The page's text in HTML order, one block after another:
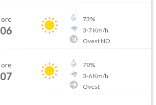
ore
06
73%
3-7Km/h
Ovest NO
ore
07
70%
3-6Km/h
Ovest